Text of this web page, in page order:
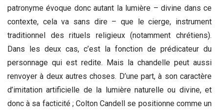
patronyme évoque donc autant la lumière – divine dans ce
contexte, cela va sans dire – que le cierge, instrument
traditionnel des rituels religieux (notamment chrétiens).
Dans les deux cas, c’est la fonction de prédicateur du
personnage qui est redite. Mais la chandelle peut aussi
renvoyer à deux autres choses. D’une part, à son caractère
d’imitation artificielle de la lumière naturelle ou divine, et
donc à sa facticité ; Colton Candell se positionne comme un